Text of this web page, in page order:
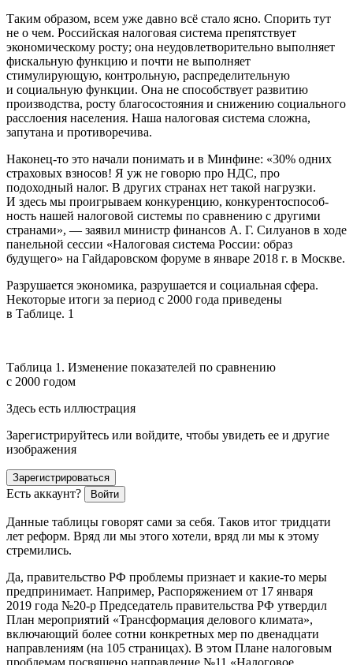
Таким образом, всем уже давно всё стало ясно. Спорить тут
не о чем. Российская налоговая система препятствует
экономическому росту; она неудовлетворительно выполняет
фискальную функцию и почти не выполняет
стимулирующую, контрольную, распределительную
и социальную функции. Она не способствует развитию
производства, росту благосостояния и снижению социального
расслоения населения. Наша налоговая система сложна,
запутана и противоречива.
Наконец-то это начали понимать и в Минфине: «30% одних
страховых взносов! Я уж не говорю про НДС, про
подоходный налог. В других странах нет такой нагрузки.
И здесь мы проигрываем конкуренцию, конкурентоспособ-
ность нашей налоговой системы по сравнению с другими
странами», — заявил министр финансов А. Г. Силуанов в ходе
панельной сессии «Налоговая система России: образ
будущего» на Гайдаровском форуме в январе 2018 г. в Москве.
Разрушается экономика, разрушается и социальная сфера.
Некоторые итоги за период с 2000 года приведены
в Таблице. 1
Таблица 1. Изменение показателей по сравнению
с 2000 годом
Здесь есть иллюстрация
Зарегистрируйтесь или войдите, чтобы увидеть ее и другие
изображения
Зарегистрироваться
Есть аккаунт? Войти
Данные таблицы говорят сами за себя. Таков итог тридцати
лет реформ. Вряд ли мы этого хотели, вряд ли мы к этому
стремились.
Да, правительство РФ проблемы признает и какие-то меры
предпринимает. Например, Распоряжением от 17 января
2019 года №20-р Председатель правительства РФ утвердил
План мероприятий «Трансформация делового климата»,
включающий более сотни конкретных мер по двенадцати
направлениям (на 105 страницах). В этом Плане налоговым